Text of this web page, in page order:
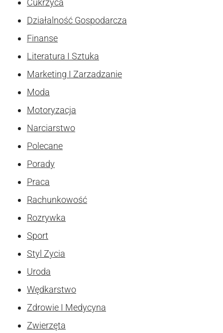
Cukrzyca
Działalność Gospodarcza
Finanse
Literatura I Sztuka
Marketing I Zarzadzanie
Moda
Motoryzacja
Narciarstwo
Polecane
Porady
Praca
Rachunkowość
Rozrywka
Sport
Styl Zycia
Uroda
Wędkarstwo
Zdrowie I Medycyna
Zwierzęta